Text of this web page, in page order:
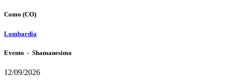
Como (CO)
Lombardia
Evento - Shamanesimo
12/09/2026